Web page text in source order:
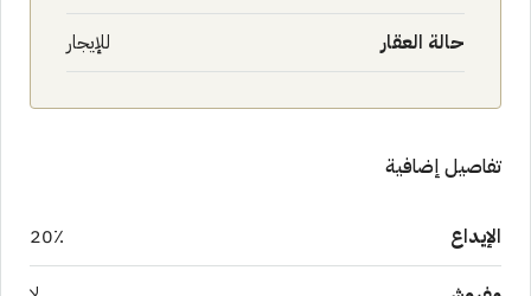
حالة العقار للإيجار
تفاصيل إضافية
الإيداع 20٪